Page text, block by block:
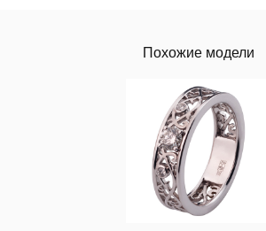
Похожие модели